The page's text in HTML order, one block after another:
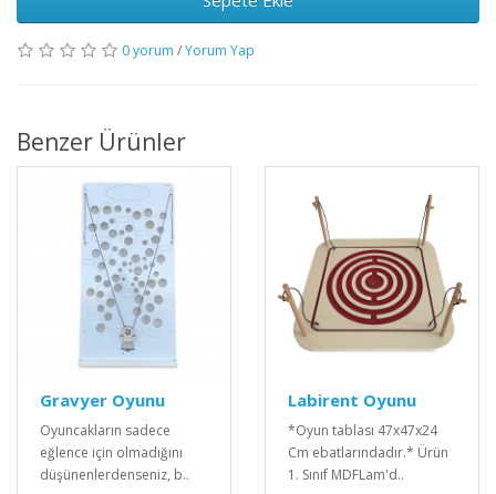
0 yorum /Yorum Yap
Benzer Ürünler
Gravyer Oyunu
Oyuncakların sadece
eğlence için olmadığını
düşünenlerdenseniz, b..
Labirent Oyunu
*Oyun tablası 47x47x24
Cm ebatlarındadır.* Ürün
1. Sınıf MDFLam'd..